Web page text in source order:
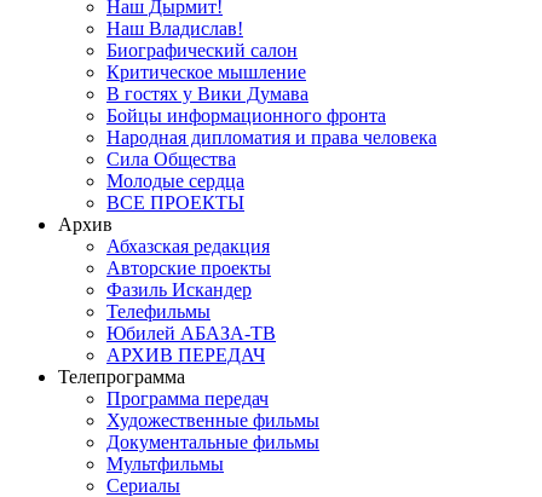
Наш Дырмит!
Наш Владислав!
Биографический салон
Критическое мышление
В гостях у Вики Думава
Бойцы информационного фронта
Народная дипломатия и права человека
Сила Общества
Молодые сердца
ВСЕ ПРОЕКТЫ
Архив
Абхазская редакция
Авторские проекты
Фазиль Искандер
Телефильмы
Юбилей АБАЗА-ТВ
АРХИВ ПЕРЕДАЧ
Телепрограмма
Программа передач
Художественные фильмы
Документальные фильмы
Мультфильмы
Сериалы